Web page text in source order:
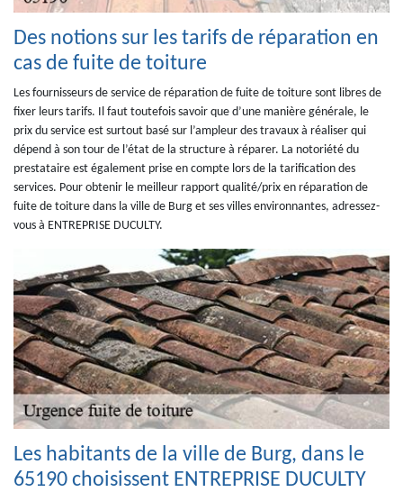
Des notions sur les tarifs de réparation en
cas de fuite de toiture
Les fournisseurs de service de réparation de fuite de toiture sont libres de
fixer leurs tarifs. Il faut toutefois savoir que d’une manière générale, le
prix du service est surtout basé sur l’ampleur des travaux à réaliser qui
dépend à son tour de l’état de la structure à réparer. La notoriété du
prestataire est également prise en compte lors de la tarification des
services. Pour obtenir le meilleur rapport qualité/prix en réparation de
fuite de toiture dans la ville de Burg et ses villes environnantes, adressez-
vous à ENTREPRISE DUCULTY.
Les habitants de la ville de Burg, dans le
65190 choisissent ENTREPRISE DUCULTY